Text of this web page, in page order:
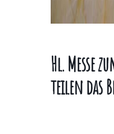
Hl. Messe
teilen das